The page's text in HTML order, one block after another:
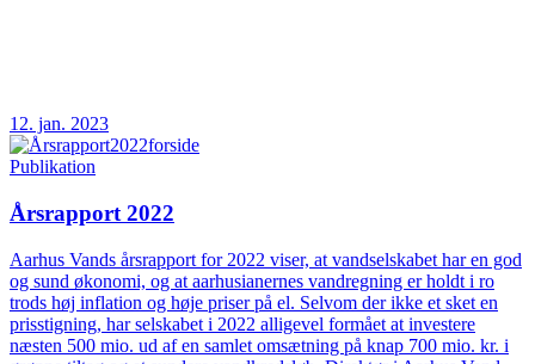
12. jan. 2023
Publikation
Årsrapport 2022
Aarhus Vands årsrapport for 2022 viser, at vandselskabet har en god
og sund økonomi, og at aarhusianernes vandregning er holdt i ro
trods høj inflation og høje priser på el. Selvom der ikke et sket en
prisstigning, har selskabet i 2022 alligevel formået at investere
næsten 500 mio. ud af en samlet omsætning på knap 700 mio. kr. i